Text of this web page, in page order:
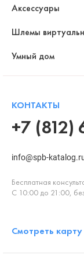
Аксессуары
Шлемы
Умный дом
КОНТАКТЫ
+7 (812)
info@spb-
Бесплатная
С 10:00 до 21:00,
Смотреть карту